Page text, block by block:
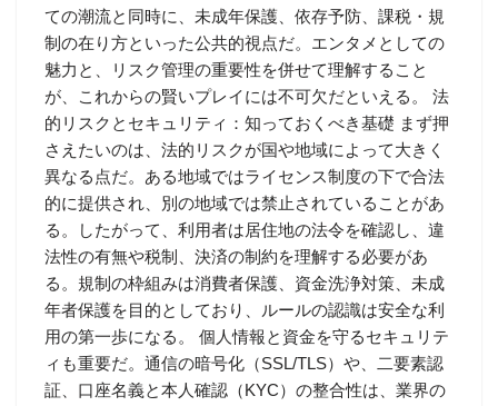
ての潮流と同時に、未成年保護、依存予防、課税・規
制の在り方といった公共的視点だ。エンタメとしての
魅力と、リスク管理の重要性を併せて理解すること
が、これからの賢いプレイには不可欠だといえる。 法
的リスクとセキュリティ：知っておくべき基礎 まず押
さえたいのは、法的リスクが国や地域によって大きく
異なる点だ。ある地域ではライセンス制度の下で合法
的に提供され、別の地域では禁止されていることがあ
る。したがって、利用者は居住地の法令を確認し、違
法性の有無や税制、決済の制約を理解する必要があ
る。規制の枠組みは消費者保護、資金洗浄対策、未成
年者保護を目的としており、ルールの認識は安全な利
用の第一歩になる。 個人情報と資金を守るセキュリテ
ィも重要だ。通信の暗号化（SSL/TLS）や、二要素認
証、口座名義と本人確認（KYC）の整合性は、業界の